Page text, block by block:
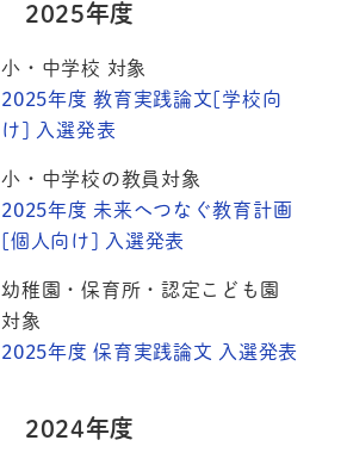
2025年度
小・中学校 対象
2025年度 教育実践論文[学校向
け] 入選発表
小・中学校の教員対象
2025年度 未来へつなぐ教育計画
[個人向け] 入選発表
幼稚園・保育所・認定こども園
対象
2025年度 保育実践論文 入選発表
2024年度